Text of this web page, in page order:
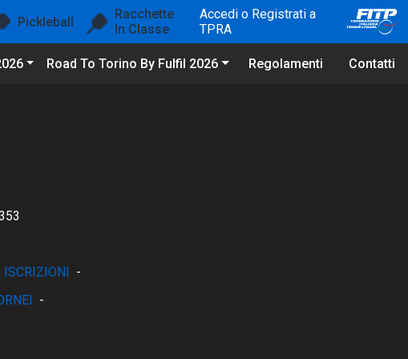
Pickleball
Racchette
In Classe
Accedi o Registrati a
TPRA
Road To Torino By Fulfil 2026 Regolamenti Contatti
ISCRIZIONI -
-